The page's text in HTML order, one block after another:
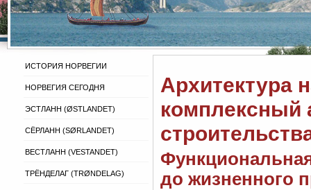
ИСТОРИЯ НОРВЕГИИ
НОРВЕГИЯ СЕГОДНЯ
ЭСТЛАНН (ØSTLANDET)
СЁРЛАНН (SØRLANDET)
ВЕСТЛАНН (VESTANDET)
ТРЁНДЕЛАГ (TRØNDELAG)
Архитектура
комплексный
до жизненного